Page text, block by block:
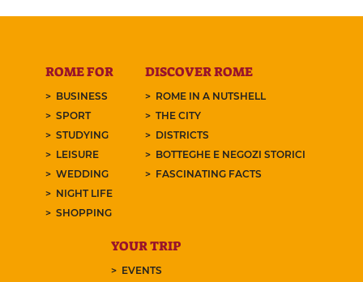
ROME FOR
BUSINESS
SPORT
STUDYING
LEISURE
WEDDING
NIGHT LIFE
SHOPPING
DISCOVER ROME
ROME IN A NUTSHELL
THE CITY
DISTRICTS
BOTTEGHE E NEGOZI STORICI
FASCINATING FACTS
YOUR TRIP
EVENTS